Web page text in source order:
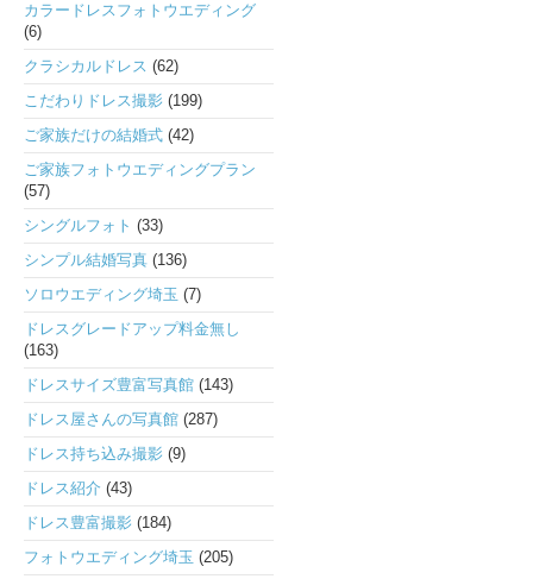
カラードレスフォトウエディング
(6)
クラシカルドレス (62)
こだわりドレス撮影 (199)
ご家族だけの結婚式 (42)
ご家族フォトウエディングプラン
(57)
シングルフォト (33)
シンプル結婚写真 (136)
ソロウエディング埼玉 (7)
ドレスグレードアップ料金無し
(163)
ドレスサイズ豊富写真館 (143)
ドレス屋さんの写真館 (287)
ドレス持ち込み撮影 (9)
ドレス紹介 (43)
ドレス豊富撮影 (184)
フォトウエディング埼玉 (205)